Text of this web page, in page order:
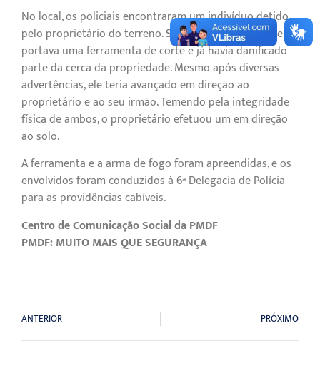
No local, os policiais encontraram um indivíduo detido
pelo proprietário do terreno. Segundo relato, o homem
portava uma ferramenta de corte e já havia danificado
parte da cerca da propriedade. Mesmo após diversas
advertências, ele teria avançado em direção ao
proprietário e ao seu irmão. Temendo pela integridade
física de ambos, o proprietário efetuou um em direção
ao solo.
A ferramenta e a arma de fogo foram apreendidas, e os
envolvidos foram conduzidos à 6ª Delegacia de Polícia
para as providências cabíveis.
Centro de Comunicação Social da PMDF
PMDF: MUITO MAIS QUE SEGURANÇA
ANTERIOR PRÓXIMO